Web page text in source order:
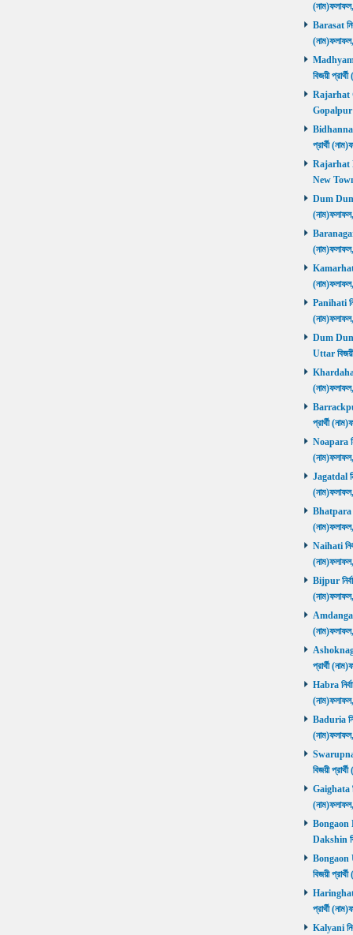
Barasat
বিজয়ী
Rajarhat
Gopalpur
প্রার্থী
Rajarhat
New Town
Dum Dum
Baranagar
Kamarhati
Panihati
Dum Dum
Uttar
Khardaha
Barrackpur
প্রার্থী
Noapara
Jagatdal
Bhatpara
Naihati
Bijpur
Amdanga
প্রার্থী
Habra
Baduria
বিজয়ী
Gaighata
Bongaon
Dakshin
Bongaon
বিজয়ী
Haringhata
প্রার্থী
Kalyani